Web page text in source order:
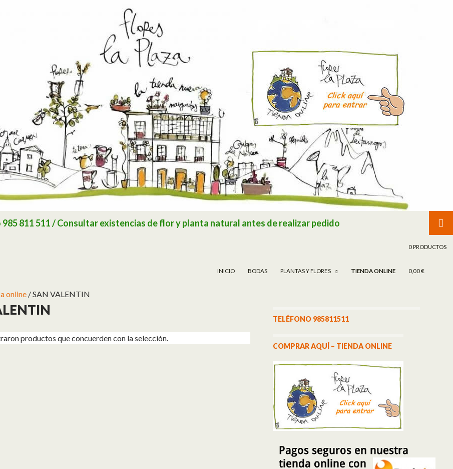
985 811 511 / Consultar existencias de flor y planta natural antes de realizar pedido
INICIO BODAS PLANTAS Y FLORES TIENDA ONLINE
0 PRODUCTOS
0,00 €
online / SAN VALENTIN
productos que concuerden con la selección.
TELÉFONO 985811511
COMPRAR AQUÍ – TIENDA ONLINE